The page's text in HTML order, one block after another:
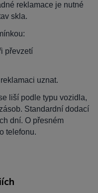
reklamace je nutné
skla.
převzetí
uznat.
liší podle typu vozidla,
Standardní dodací
dní. O přesném
telefonu.